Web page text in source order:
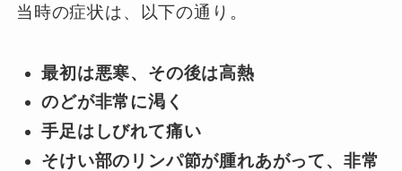
当時の症状は、以下の通り。
最初は悪寒、その後は高熱
のどが非常に渇く
手足はしびれて痛い
そけい部のリンパ節が腫れあがって、非常